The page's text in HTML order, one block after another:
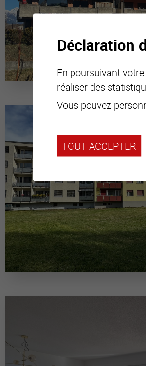
Déclaration
En poursuivant
réaliser des
Vous pouvez
TOUT ACCEPTER